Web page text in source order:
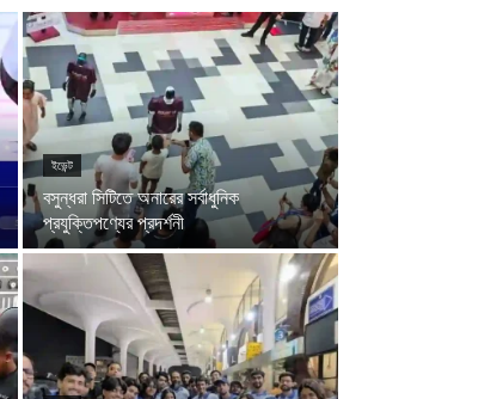
ইভেন্ট
বসুন্ধরা সিটিতে অনারের সর্বাধুনিক
প্রযুক্তিপণ্যের প্রদর্শনী